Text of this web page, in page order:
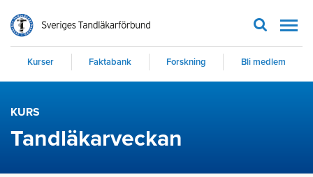
Kurser Faktabank Forskning Bli medlem
KURS
Tandläkarveckan